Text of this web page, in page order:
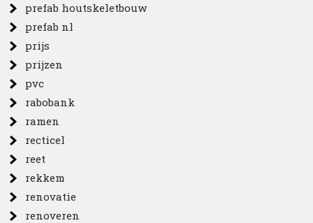
prefab houtskeletbouw
prefab nl
prijs
prijzen
pvc
rabobank
ramen
recticel
reet
rekkem
renovatie
renoveren